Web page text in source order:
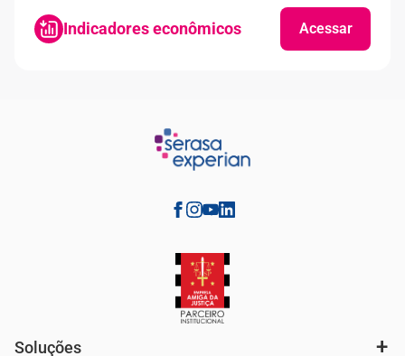
Indicadores econômicos Acessar
Soluções